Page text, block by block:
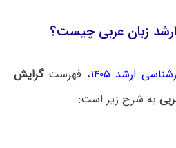
زبان عربی چیست؟
ارشد ۱۴۰۵ ، فهرست گرایش
به شرح زیر است: